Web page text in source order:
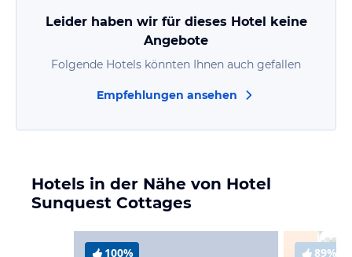
Leider haben wir für dieses Hotel keine
Angebote
Folgende Hotels könnten Ihnen auch gefallen
Empfehlungen ansehen
Hotels in der Nähe von Hotel
Sunquest Cottages
100% 89%